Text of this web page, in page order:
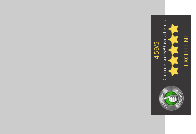
4.59/5 Calculé sur 539 avis clients EXCELLENT